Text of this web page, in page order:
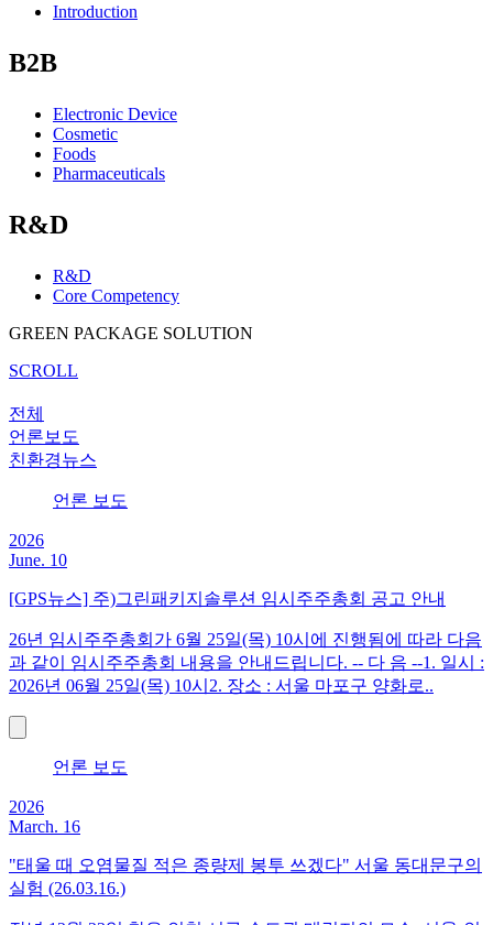
Introduction
B2B
Electronic Device
Cosmetic
Foods
Pharmaceuticals
R&D
R&D
Core Competency
GREEN PACKAGE SOLUTION
SCROLL
전체
언론보도
친환경뉴스
언론 보도
2026
June. 10
[GPS뉴스] 주)그린패키지솔루션 임시주주총회 공고 안내
26년 임시주주총회가 6월 25일(목) 10시에 진행됨에 따라 다음
과 같이 임시주주총회 내용을 안내드립니다. -- 다 음 --1. 일시 :
2026년 06월 25일(목) 10시2. 장소 : 서울 마포구 양화로..
언론 보도
2026
March. 16
"태울 때 오염물질 적은 종량제 봉투 쓰겠다" 서울 동대문구의
실험 (26.03.16.)